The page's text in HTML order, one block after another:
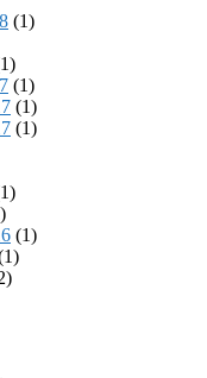
(1)
(1)
(1)
(1)
(1)